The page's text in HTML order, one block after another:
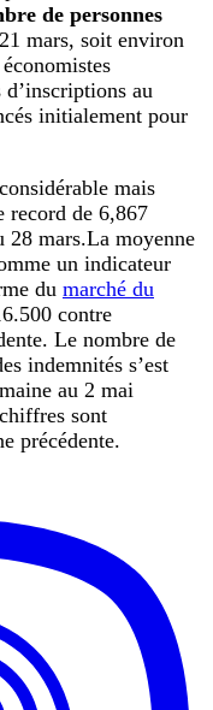
de personnes
mars, soit environ
au
initialement pour
mais
record de 6,867
28 mars.La moyenne
un indicateur
du marché du
contre
Le nombre de
indemnités s’est
au 2 mai
sont
précédente.